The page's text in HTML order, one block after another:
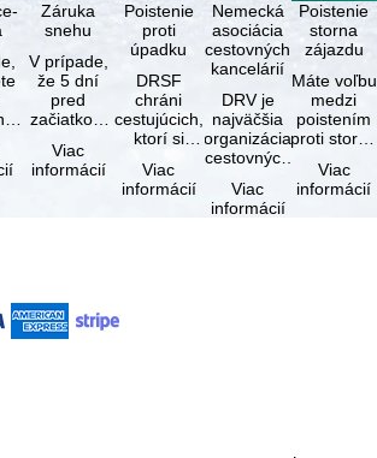
Záruka
snehu
V prípade,
že 5 dní
pred
začiatkom
(deň
príjazdu)
Viac
informácií
Poistenie
proti
úpadku
DRSF
chráni
cestujúcich,
ktorí si
zájazd
alebo
Viac
informácií
Nemecká
asociácia
cestovných
kancelárií
DRV je
najväčšia
organizácia
cestovných
organizátorov
zájazdov v …
Viac
informácií
Poistenie
storna
zájazdu
Máte voľbu
medzi
poistením
proti stornu
cestovným
Viac
informácií